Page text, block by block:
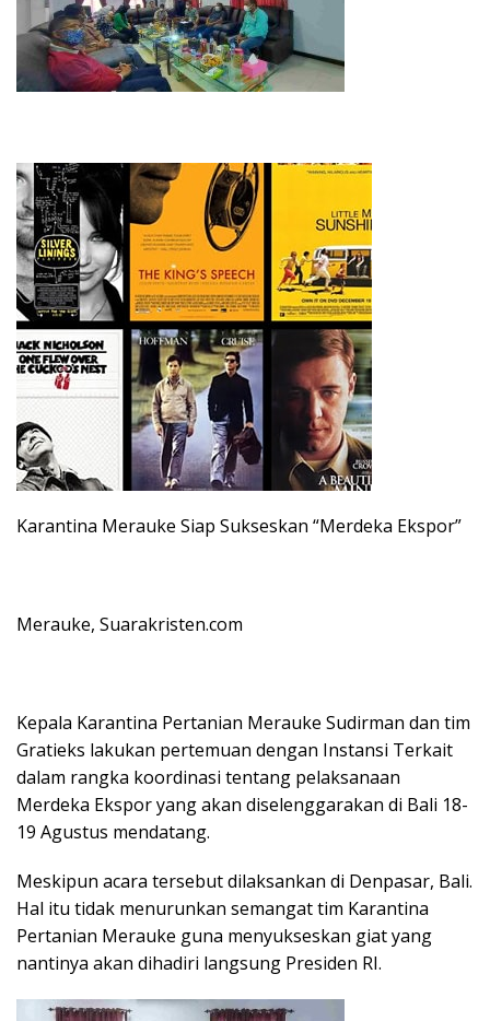
Karantina Merauke Siap Sukseskan “Merdeka Ekspor”
Merauke, Suarakristen.com
Kepala Karantina Pertanian Merauke Sudirman dan tim
Gratieks lakukan pertemuan dengan Instansi Terkait
dalam rangka koordinasi tentang pelaksanaan
Merdeka Ekspor yang akan diselenggarakan di Bali 18-
19 Agustus mendatang.
Meskipun acara tersebut dilaksankan di Denpasar, Bali.
Hal itu tidak menurunkan semangat tim Karantina
Pertanian Merauke guna menyukseskan giat yang
nantinya akan dihadiri langsung Presiden RI.